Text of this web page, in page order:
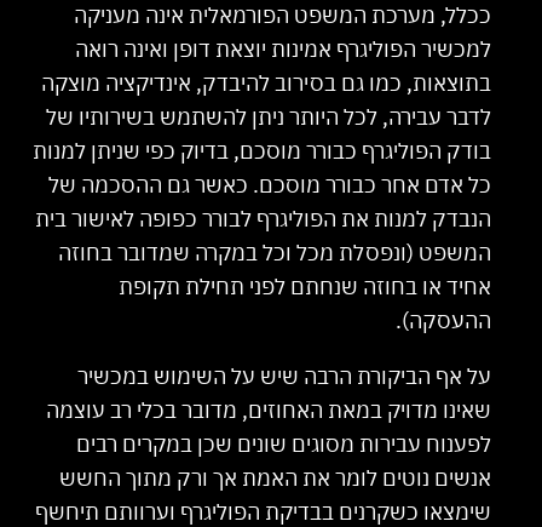
ככלל, מערכת המשפט הפורמאלית אינה מעניקה
למכשיר הפוליגרף אמינות יוצאת דופן ואינה רואה
בתוצאות, כמו גם בסירוב להיבדק, אינדיקציה מוצקה
לדבר עבירה, לכל היותר ניתן להשתמש בשירותיו של
בודק הפוליגרף כבורר מוסכם, בדיוק כפי שניתן למנות
כל אדם אחר כבורר מוסכם. כאשר גם ההסכמה של
הנבדק למנות את הפוליגרף לבורר כפופה לאישור בית
המשפט (ונפסלת מכל וכל במקרה שמדובר בחוזה
אחיד או בחוזה שנחתם לפני תחילת תקופת
ההעסקה).
על אף הביקורת הרבה שיש על השימוש במכשיר
שאינו מדויק במאת האחוזים, מדובר בכלי רב עוצמה
לפענוח עבירות מסוגים שונים שכן במקרים רבים
אנשים נוטים לומר את האמת אך ורק מתוך החשש
שימצאו כשקרנים בבדיקת הפוליגרף וערוותם תיחשף